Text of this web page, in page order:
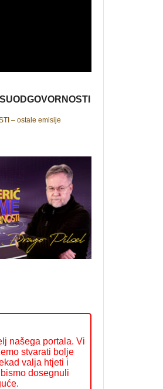
– ostale emisije
našega portala. Vi
stvarati bolje
valja htjeti i
dosegnuli